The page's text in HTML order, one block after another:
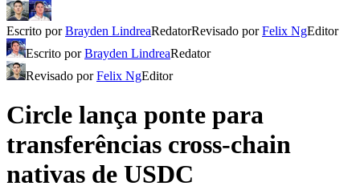
Escrito porBrayden LindreaRedatorRevisado porFelix NgEditor
Escrito porBrayden LindreaRedator
Revisado porFelix NgEditor
Circle lança ponte para
transferências cross-chain
nativas de USDC